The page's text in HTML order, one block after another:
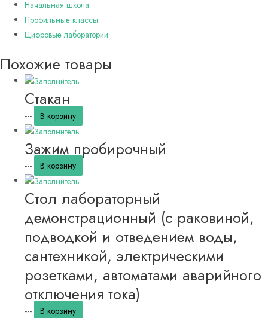
Начальная школа
Профильные классы
Цифровые лаборатории
Похожие товары
Стакан
--- В корзину
Зажим пробирочный
--- В корзину
Стол лабораторный
демонстрационный (с раковиной,
подводкой и отведением воды,
сантехникой, электрическими
розетками, автоматами аварийного
отключения тока)
--- В корзину